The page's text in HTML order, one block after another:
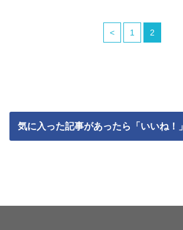
< 1 2
気に入った記事があったら「いいね！」